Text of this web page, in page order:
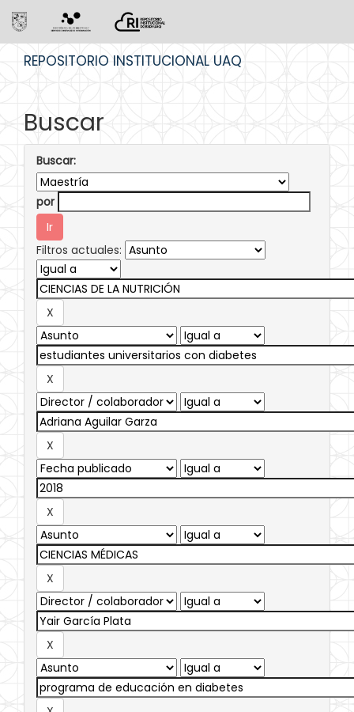
REPOSITORIO INSTITUCIONAL UAQ
Buscar
Buscar:
por
Filtros actuales: